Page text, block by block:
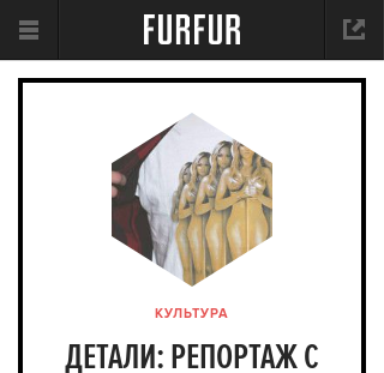
КУЛЬТУРА
ДЕТАЛИ: РЕПОРТАЖ С